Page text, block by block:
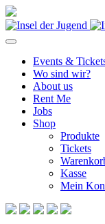
Events &
Wo sind wir?
About us
Rent Me
Jobs
Shop
Produkte
Tickets
Kasse
Mein